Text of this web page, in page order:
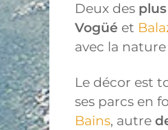
Deux des
Vogüé et
avec la
Le décor est
ses parcs en
Bains, autre